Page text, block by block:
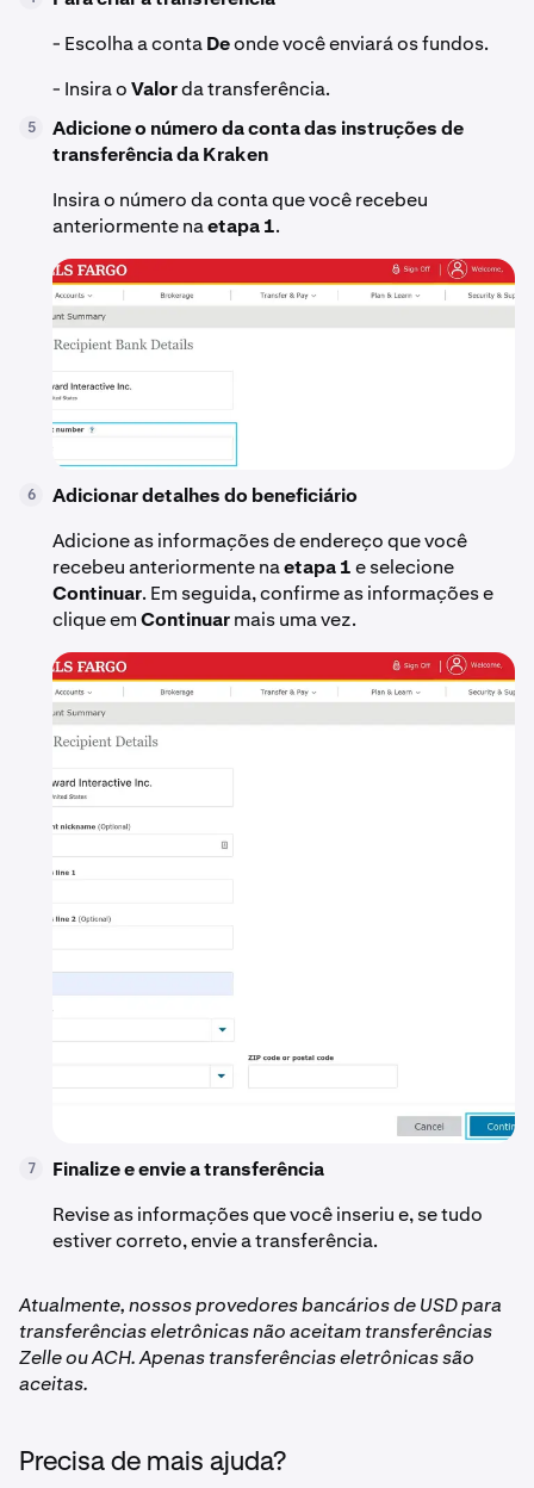
- Escolha a contaDeonde você enviará os fundos.
- Insira oValorda transferência.
5
Adicione o número da conta das instruções de
transferência da Kraken
Insira o número da conta que você recebeu
anteriormente naetapa 1.
6
Adicionar detalhes do beneficiário
Adicione as informações de endereço que você
recebeu anteriormente naetapa 1e selecione
Continuar. Em seguida, confirme as informações e
clique emContinuarmais uma vez.
7
Finalize e envie a transferência
Revise as informações que você inseriu e, se tudo
estiver correto, envie a transferência.
Atualmente, nossos provedores bancários de USD para
transferências eletrônicas não aceitam transferências
Zelle ou ACH. Apenas transferências eletrônicas são
aceitas.
Precisa de mais ajuda?